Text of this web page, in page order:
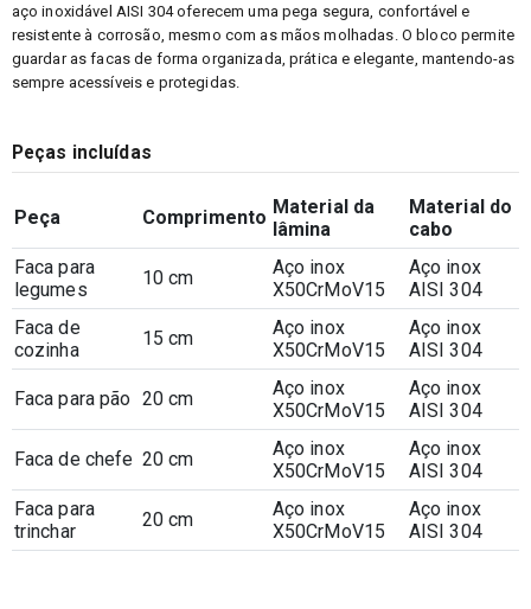
aço inoxidável AISI 304 oferecem uma pega segura, confortável e
resistente à corrosão, mesmo com as mãos molhadas. O bloco permite
guardar as facas de forma organizada, prática e elegante, mantendo-as
sempre acessíveis e protegidas.
Peças incluídas
Peça Comprimento Material da
lâmina
Material do
cabo
Faca para
legumes
10 cm
Aço inox
X50CrMoV15
Aço inox
AISI 304
Faca de
cozinha
15 cm
Aço inox
X50CrMoV15
Aço inox
AISI 304
Faca para pão 20 cm
Aço inox
X50CrMoV15
Aço inox
AISI 304
Faca de chefe 20 cm
Aço inox
X50CrMoV15
Aço inox
AISI 304
Faca para
trinchar
20 cm
Aço inox
X50CrMoV15
Aço inox
AISI 304